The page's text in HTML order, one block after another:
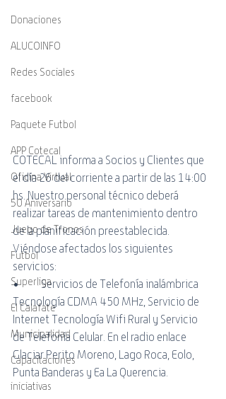
Donaciones
ALUCOINFO
Redes Sociales
facebook
Paquete Futbol
APP Cotecal
Oficina Virtual
50 Aniversario
Juego de Tronos
Futbol
Superliga
El Calafate
Municipalidad
Capacitaciones
iniciativas
COTECAL informa a Socios y Clientes que
el día 26 del corriente a partir de las 14:00
hs. Nuestro personal técnico deberá
realizar tareas de mantenimiento dentro
de la planificación preestablecida.
Viéndose afectados los siguientes
servicios:
•	Servicios de Telefonía inalámbrica
Tecnología CDMA 450 MHz, Servicio de
Internet Tecnología Wifi Rural y Servicio
de Telefonía Celular. En el radio enlace
Glaciar Perito Moreno, Lago Roca, Eolo,
Punta Banderas y Ea La Querencia.